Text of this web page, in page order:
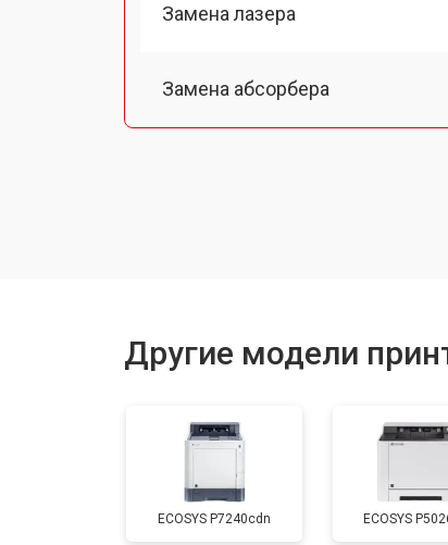
Замена лазера
Замена абсорбера
Замена Wi-Fi
Другие модели
ECOSYS P7240cdn ECOSYS